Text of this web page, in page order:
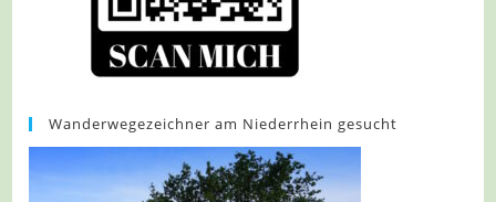
Wanderwegezeichner am Niederrhein gesucht